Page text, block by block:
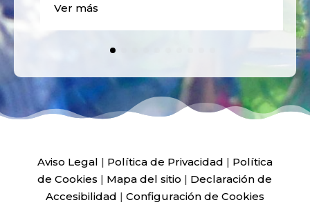
Ver más
Aviso Legal | Política de Privacidad | Política
de Cookies | Mapa del sitio | Declaración de
Accesibilidad | Configuración de Cookies